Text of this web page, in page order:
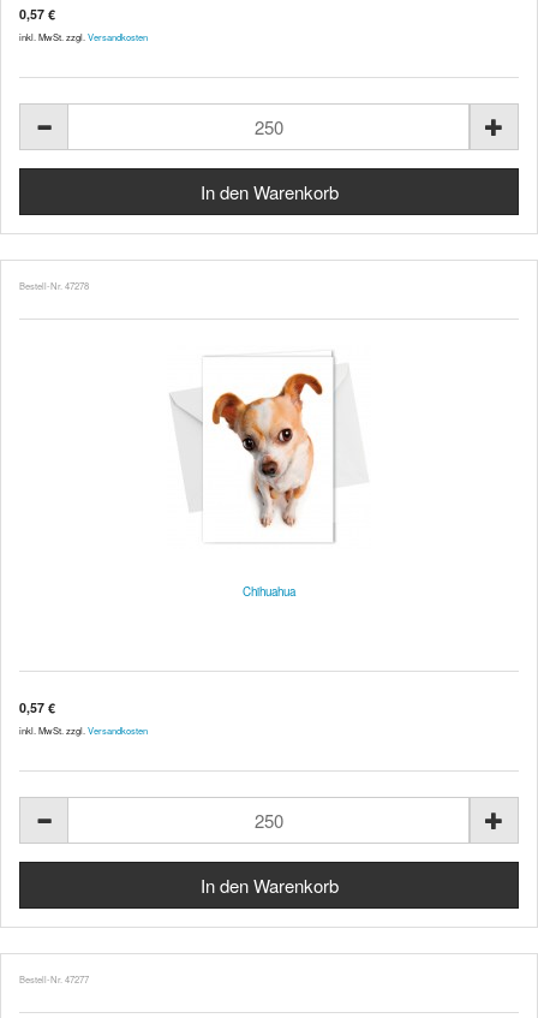
0,57 €
inkl. MwSt. zzgl. Versandkosten
Bestell-Nr. 47278
Chihuahua
0,57 €
inkl. MwSt. zzgl. Versandkosten
Bestell-Nr. 47277